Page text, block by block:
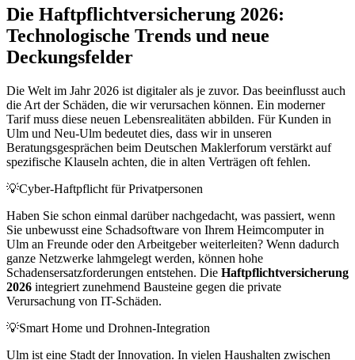
Die Haftpflichtversicherung 2026:
Technologische Trends und neue
Deckungsfelder
Die Welt im Jahr 2026 ist digitaler als je zuvor. Das beeinflusst auch
die Art der Schäden, die wir verursachen können. Ein moderner
Tarif muss diese neuen Lebensrealitäten abbilden. Für Kunden in
Ulm und Neu-Ulm bedeutet dies, dass wir in unseren
Beratungsgesprächen beim Deutschen Maklerforum verstärkt auf
spezifische Klauseln achten, die in alten Verträgen oft fehlen.
💡Cyber-Haftpflicht für Privatpersonen
Haben Sie schon einmal darüber nachgedacht, was passiert, wenn
Sie unbewusst eine Schadsoftware von Ihrem Heimcomputer in
Ulm an Freunde oder den Arbeitgeber weiterleiten? Wenn dadurch
ganze Netzwerke lahmgelegt werden, können hohe
Schadensersatzforderungen entstehen. Die Haftpflichtversicherung
2026 integriert zunehmend Bausteine gegen die private
Verursachung von IT-Schäden.
💡Smart Home und Drohnen-Integration
Ulm ist eine Stadt der Innovation. In vielen Haushalten zwischen